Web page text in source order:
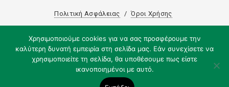
Πολιτική Ασφάλειας Όροι Χρήσης
Χρησιμοποιούμε cookies για να σας προσφέρουμε την
καλύτερη δυνατή εμπειρία στη σελίδα μας. Εάν συνεχίσετε να
χρησιμοποιείτε τη σελίδα, θα υποθέσουμε πως είστε
ικανοποιημένοι με αυτό.